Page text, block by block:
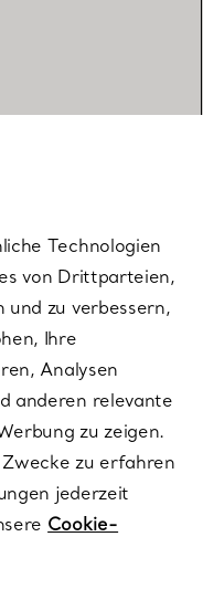
Technologien
von Drittparteien,
und zu verbessern,
Ihre
Analysen
anderen relevante
zu zeigen.
zu erfahren
jederzeit
Cookie-